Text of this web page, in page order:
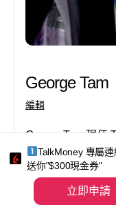
George Tam
編輯
George Tam 現任
15 年金融科技行
證券商，George
卡、銀行帳戶等
入比較分析各類
TalkMoney 專屬
送你"$300現金券"
立即申請